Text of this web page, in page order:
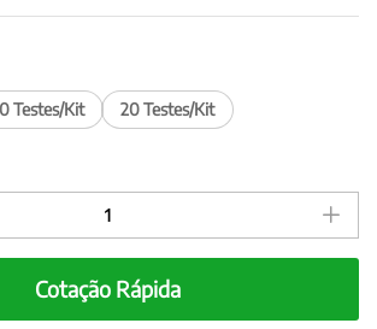
Testes/Kit 20 Testes/Kit
Cotação Rápida